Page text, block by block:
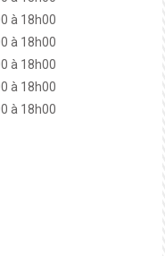
à 18h00
à 18h00
à 18h00
à 18h00
à 18h00